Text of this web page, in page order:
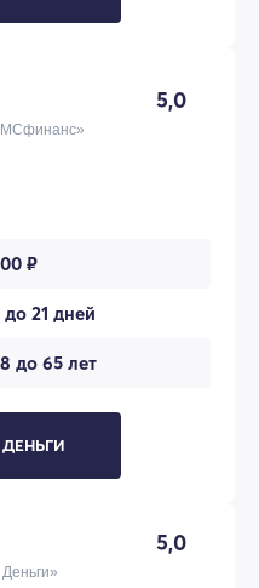
5,0
₽
до 21 дней
до 65 лет
5,0